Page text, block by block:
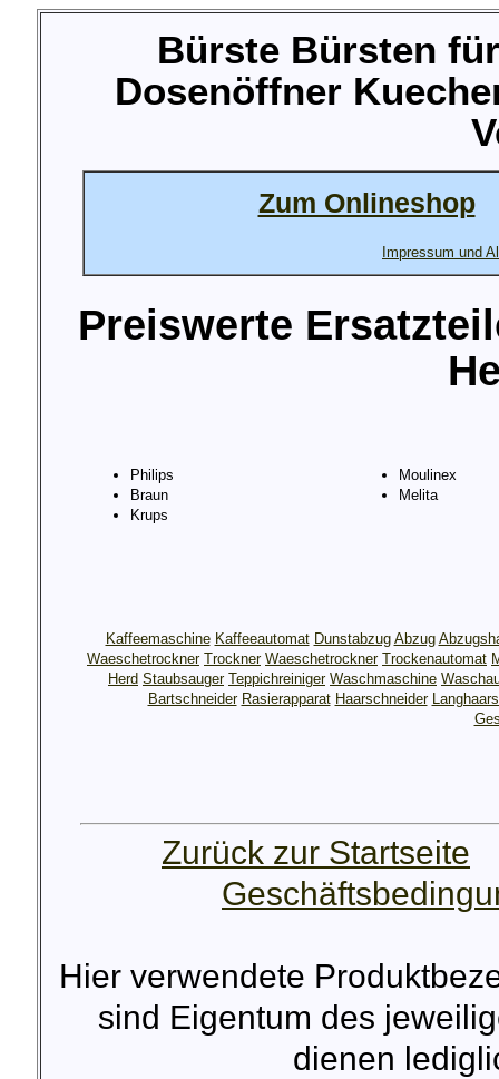
Bürste Bürsten
Dosenöffner
Zum Onlineshop
Impressum und
Preiswerte
Philips
Braun
Krups
Moulinex
Melita
Kaffeemaschine Kaffeeautomat Dunstabzug Abzug
Waeschetrockner Trockner Waeschetrockner Trockenautomat
Herd Staubsauger Teppichreiniger Waschmaschine
Bartschneider Rasierapparat Haarschneider
Zurück zur Startseite
Hier verwendete
sind Eigentum des
dienen